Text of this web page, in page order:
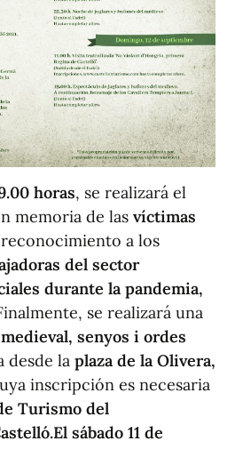
horas, se realizará el
memoria de las víctimas
a los
del sector
durante la pandemia,
se realizará una
senyos i ordes
desde la plaza de la Olivera,
inscripción es necesaria
Turismo del
El sábado 11 de